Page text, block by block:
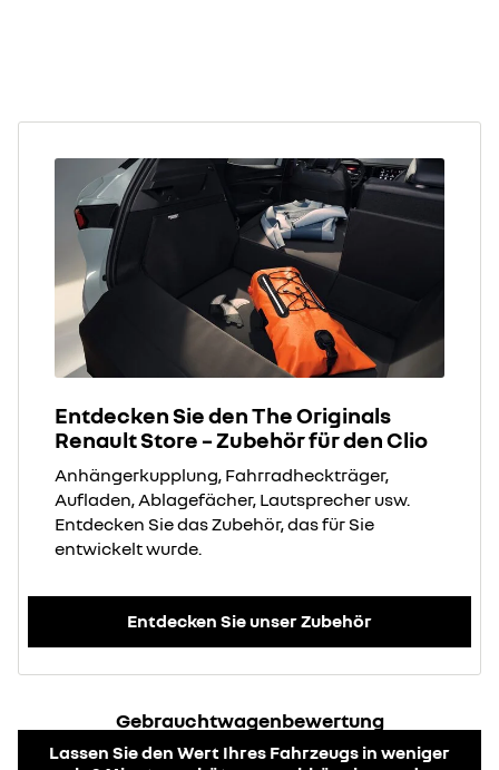
Entdecken Sie den The Originals
Renault Store – Zubehör für den Clio
Anhängerkupplung, Fahrradheckträger,
Aufladen, Ablagefächer, Lautsprecher usw.
Entdecken Sie das Zubehör, das für Sie
entwickelt wurde.
Entdecken Sie unser Zubehör
Gebrauchtwagenbewertung
Lassen Sie den Wert Ihres Fahrzeugs in weniger